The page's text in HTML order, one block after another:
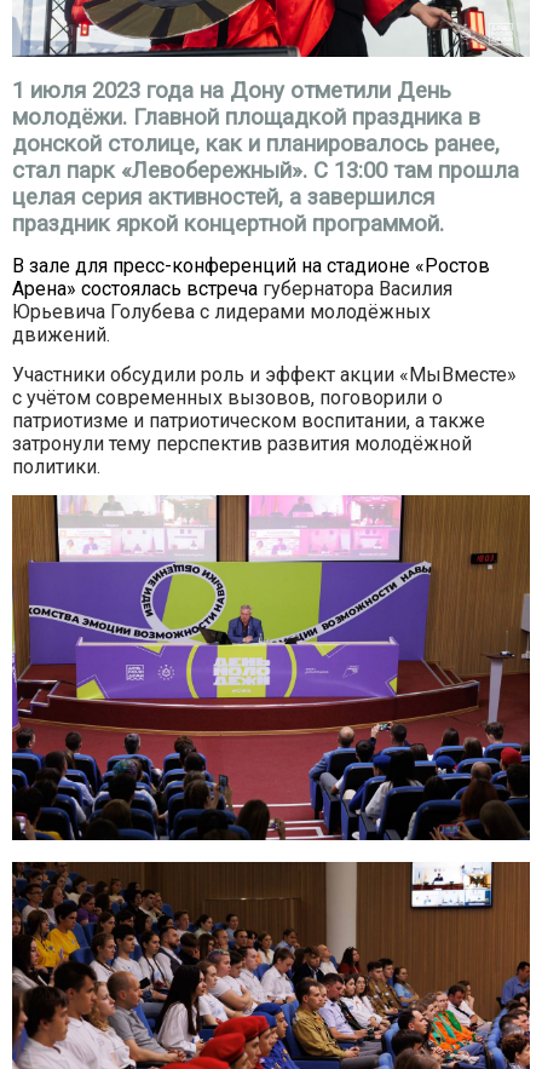
1 июля 2023 года на Дону отметили День
молодёжи. Главной площадкой праздника в
донской столице, как и планировалось ранее,
стал парк «Левобережный». С 13:00 там прошла
целая серия активностей, а завершился
праздник яркой концертной программой.
В зале для пресс-конференций на стадионе «Ростов
Арена» состоялась встреча губернатора Василия
Юрьевича Голубева с лидерами молодёжных
движений.
Участники обсудили роль и эффект акции «МыВместе»
с учётом современных вызовов, поговорили о
патриотизме и патриотическом воспитании, а также
затронули тему перспектив развития молодёжной
политики.